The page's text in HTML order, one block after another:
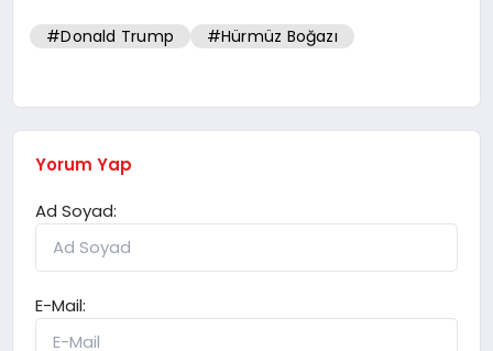
#Donald Trump #Hürmüz Boğazı
Yorum Yap
Ad Soyad:
E-Mail: